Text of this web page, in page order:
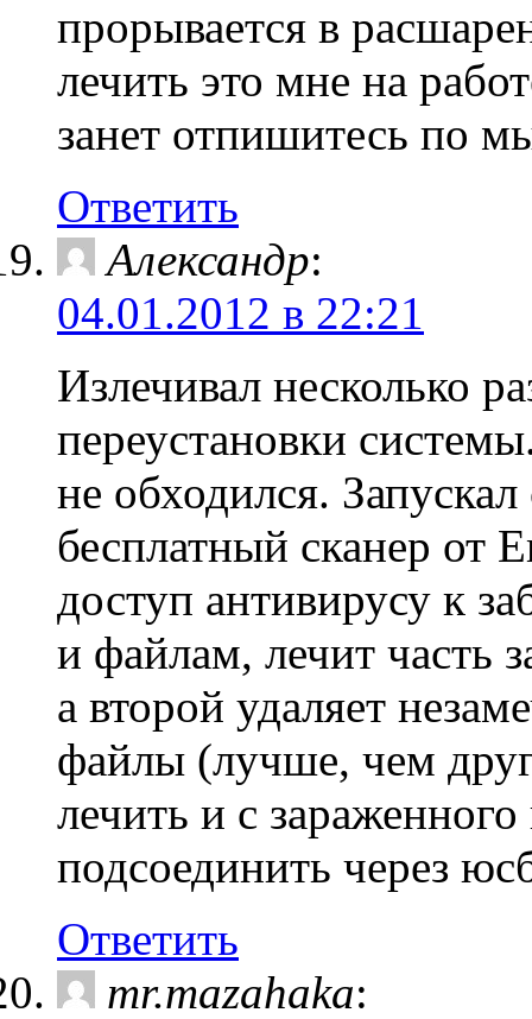
прорывается в
лечить это мне на
занет отпишитесь по
Ответить
Александр:
04.01.2012 в 22:21
Излечивал несколько
переустановки
не обходился.
бесплатный сканер от
доступ антивирусу к
и файлам, лечит часть
а второй удаляет
файлы (лучше, чем
лечить и с
подсоединить через
Ответить
mr.mazahaka: